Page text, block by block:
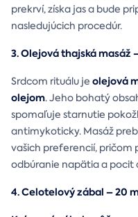
prekrví, získa jas a bude
nasledujúcich procedúr.
3. Olejová thajská masáž
Srdcom rituálu je olejová
olejom. Jeho bohatý
spomaľuje starnutie
antimykoticky. Masáž
vašich preferencií, pričom
odbúranie napätia a pocit
4. Celotelový zábal – 20